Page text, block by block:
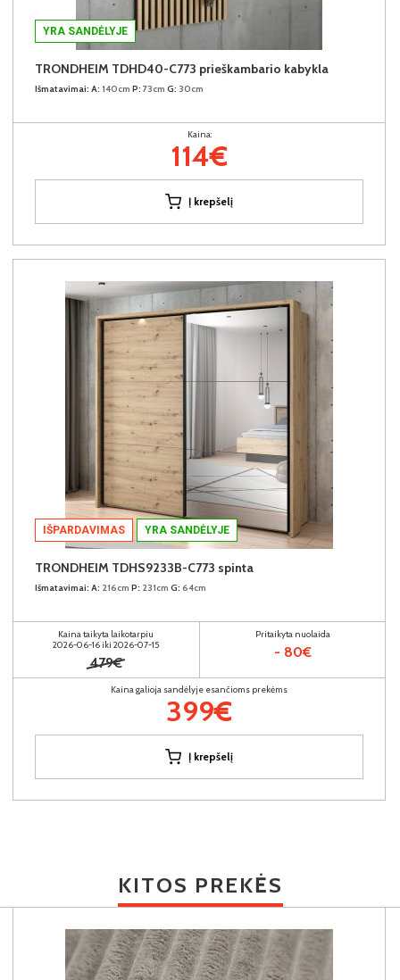
YRA SANDĖLYJE
TRONDHEIM TDHD40-C773 prieškambario kabykla
Išmatavimai: A: 140cm P: 73cm G: 30cm
Kaina:
114€
Į krepšelį
IŠPARDAVIMAS YRA SANDĖLYJE
TRONDHEIM TDHS9233B-C773 spinta
Išmatavimai: A: 216cm P: 231cm G: 64cm
Kaina taikyta laikotarpiu
2026-06-16 iki 2026-07-15
479€
Pritaikyta nuolaida
- 80€
Kaina galioja sandėlyje esančioms prekėms
399€
Į krepšelį
KITOS PREKĖS